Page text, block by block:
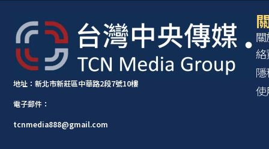
地址：新北市新莊區中華路2段7號10樓
電子郵件：
tcnmedia888@gmail.com